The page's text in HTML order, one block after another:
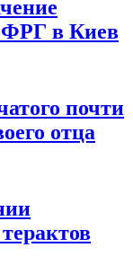
ФРГ в Киев
почти
отца